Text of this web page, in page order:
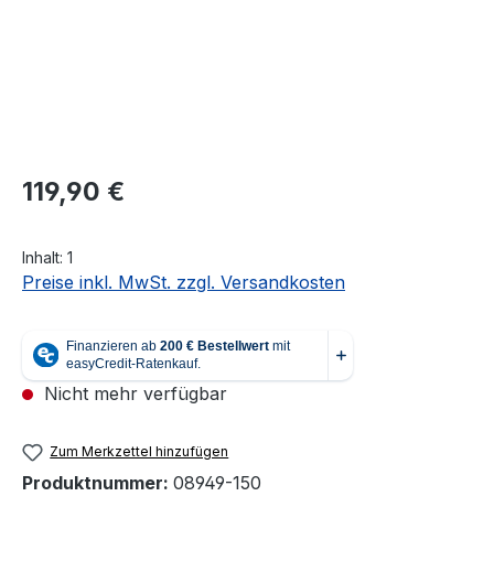
Regulärer Preis:
119,90 €
Inhalt: 1
Preise inkl. MwSt. zzgl. Versandkosten
Nicht mehr verfügbar
Zum Merkzettel hinzufügen
Produktnummer: 08949-150